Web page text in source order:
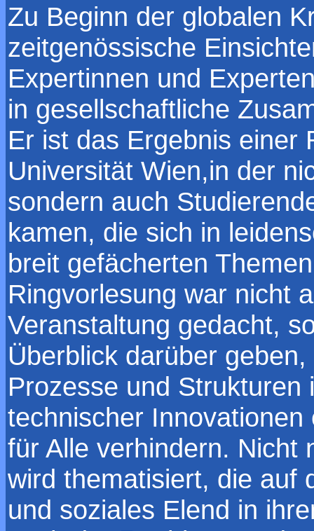
Zu Beginn der globalen
zeitgenössische
Expertinnen und
in gesellschaftliche
Er ist das Ergebnis einer
Universität Wien,in der
sondern auch
kamen, die sich in
breit gefächerten
Ringvorlesung war nicht
Veranstaltung gedacht,
Überblick darüber
Prozesse und
technischer
für Alle verhindern. Nicht
wird thematisiert, die auf
und soziales Elend in